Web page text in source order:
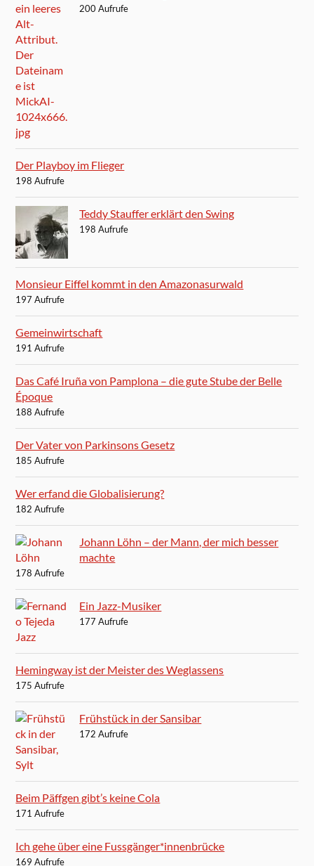
200 Aufrufe
Der Playboy im Flieger
198 Aufrufe
Teddy Stauffer erklärt den Swing
198 Aufrufe
Monsieur Eiffel kommt in den Amazonasurwald
197 Aufrufe
Gemeinwirtschaft
191 Aufrufe
Das Café Iruña von Pamplona – die gute Stube der Belle
Époque
188 Aufrufe
Der Vater von Parkinsons Gesetz
185 Aufrufe
Wer erfand die Globalisierung?
182 Aufrufe
Johann Löhn – der Mann, der mich besser
machte
178 Aufrufe
Ein Jazz-Musiker
177 Aufrufe
Hemingway ist der Meister des Weglassens
175 Aufrufe
Frühstück in der Sansibar
172 Aufrufe
Beim Päffgen gibt’s keine Cola
171 Aufrufe
Ich gehe über eine Fussgänger*innenbrücke
169 Aufrufe